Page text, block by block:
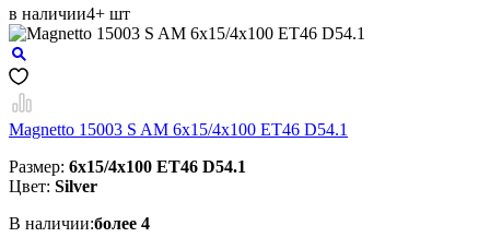
в наличии4+ шт
Magnetto 15003 S AM 6x15/4x100 ET46 D54.1
Размер: 6x15/4x100 ET46 D54.1
Цвет: Silver
В наличии:более 4